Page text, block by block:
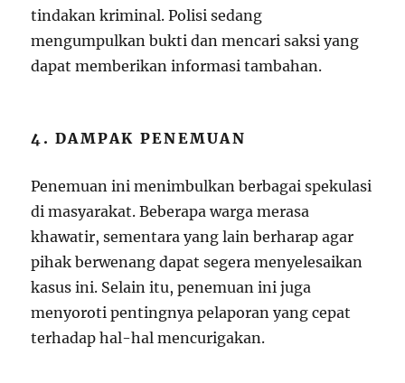
tindakan kriminal. Polisi sedang
mengumpulkan bukti dan mencari saksi yang
dapat memberikan informasi tambahan.
4. DAMPAK PENEMUAN
Penemuan ini menimbulkan berbagai spekulasi
di masyarakat. Beberapa warga merasa
khawatir, sementara yang lain berharap agar
pihak berwenang dapat segera menyelesaikan
kasus ini. Selain itu, penemuan ini juga
menyoroti pentingnya pelaporan yang cepat
terhadap hal-hal mencurigakan.